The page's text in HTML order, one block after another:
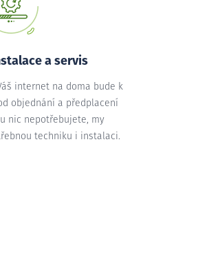
a servis
internet na doma bude k
objednání a předplacení
nic nepotřebujete, my
techniku i instalaci.